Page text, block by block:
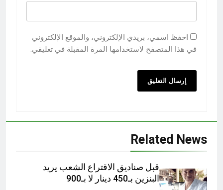
احفظ اسمي، بريدي الإلكتروني، والموقع الإلكتروني
في هذا المتصفح لاستخدامها المرة المقبلة في تعليقي.
Related News
قبل صناديق الاقتراع الشعب يريد
البنزين بـ450 دينار لا بـ900